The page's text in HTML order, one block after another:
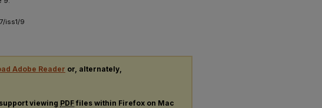
iss1/9
Adobe Reader or, alternately,
viewing PDF files within Firefox on Mac